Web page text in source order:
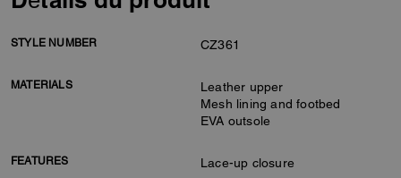
STYLE NUMBER CZ361
MATERIALS
Leather upper
Mesh lining and footbed
EVA outsole
FEATURES Lace-up closure